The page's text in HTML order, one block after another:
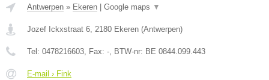
Antwerpen » Ekeren | Google maps ▼
Jozef Ickxstraat 6 2180 Ekeren (Antwerpen)
Tel: 0478216603 , Fax: - , BTW-nr: BE 0844.099.443
E-mail › Fink